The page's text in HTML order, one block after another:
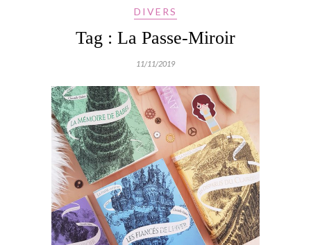
DIVERS
Tag : La Passe-Miroir
11/11/2019